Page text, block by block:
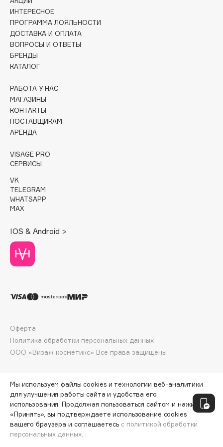
Collagenina
Consly
Corimo
CosRX
Cunzite
Curaprox
d'Alba
DARLING*
Darphin
Deonica
Dessange
Dior
Dolomit
DP Daily Perfection
Dr. Vranjes Firenze
Dr.Althea
Dr.Jart+
DSD de Luxe
Dyson
СООБЩИТЬ О ПОСТУПЛЕНИИ
ИНТЕРЕСНОЕ
ПРОГРАММА ЛОЯЛЬНОСТИ
ДОСТАВКА И ОПЛАТА
ВОПРОСЫ И ОТВЕТЫ
БРЕНДЫ
КАТАЛОГ
РАБОТА У НАС
МАГАЗИНЫ
КОНТАКТЫ
ПОСТАВЩИКАМ
АРЕНДА
VISAGE PRO
СЕРВИСЫ
VK
TELEGRAM
WHATSAPP
MAX
IOS & Android >
ООО «Визаж косметикс» Все права защищены
Оферта
Политика обработки персональных данных
Мы используем файлы cookies и технологии веб-аналитики
для улучшения работы сайта и удобства его
использования. Продолжая пользоваться сайтом и нажимая
«Принять», вы подтверждаете использование cookies
вашего браузера и соглашаетесь с политикой обработки
персональных данных.